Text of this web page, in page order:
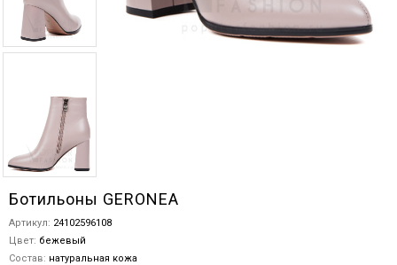
Ботильоны GERONEA
Артикул: 24102596108
Цвет: бежевый
Состав: натуральная кожа